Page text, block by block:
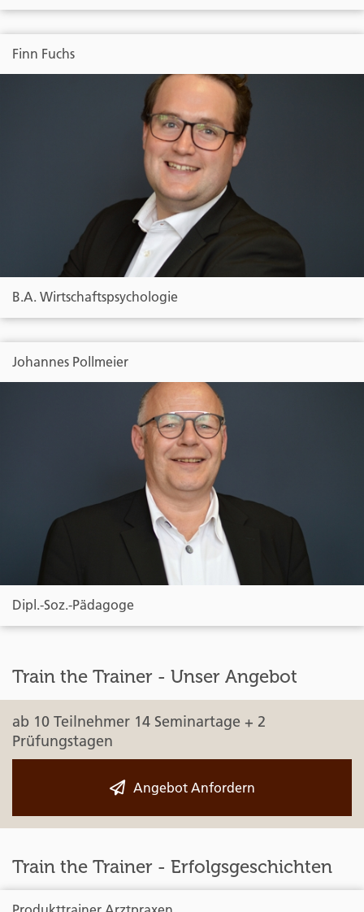
Finn Fuchs
B.A. Wirtschaftspsychologie
Johannes Pollmeier
Dipl.-Soz.-Pädagoge
Train the Trainer - Unser Angebot
ab 10 Teilnehmer 14 Seminartage + 2
Prüfungstagen
Angebot Anfordern
Train the Trainer - Erfolgsgeschichten